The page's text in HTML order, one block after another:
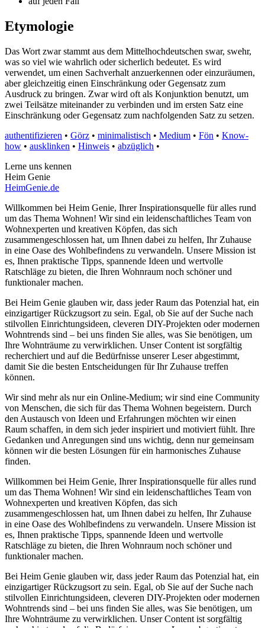
Etymologie
Das Wort zwar stammt aus dem Mittelhochdeutschen swar, swehr,
was so viel wie wahrlich oder sicherlich bedeutet. Es wird
verwendet, um einen Sachverhalt anzuerkennen oder einzuräumen,
aber gleichzeitig einen Einschränkung oder Gegensatz zum
Ausdruck zu bringen. Zwar wird oft als Konjunktion benutzt, um
zwei Teilsätze miteinander zu verbinden und im ersten Satz eine
Einschränkung oder Gegensatz zum nachfolgenden Satz zu setzen.
authentifizieren • Görz • minimalistisch • Medium • Fön • Know-
how • ausklinken • Hinweis • abzüglich •
Lerne uns kennen
Heim Genie
HeimGenie.de
Willkommen bei Heim Genie, Ihrer Inspirationsquelle für alles rund
um das Thema Wohnen! Wir sind ein leidenschaftliches Team von
Wohnexperten und kreativen Köpfen, das sich
zusammengeschlossen hat, um Ihnen dabei zu helfen, Ihr Zuhause
in eine Oase des Wohlbefindens zu verwandeln. Unsere Mission ist
es, Ihnen praktische Tipps, spannende Ideen und wertvolle
Ratschläge zu bieten, die Ihren Wohnraum noch schöner und
funktionaler machen.
Bei Heim Genie glauben wir, dass jeder Raum das Potenzial hat, ein
einzigartiger Rückzugsort zu sein. Egal, ob Sie auf der Suche nach
stilvollen Einrichtungsideen, cleveren DIY-Projekten oder modernen
Wohntrends sind – bei uns finden Sie alles, was Sie benötigen, um
Ihre Wohnträume zu verwirklichen. Unser Content ist sorgfältig
recherchiert und auf die Bedürfnisse unserer Leser abgestimmt,
damit Sie die besten Entscheidungen für Ihr Zuhause treffen
können.
Wir sind mehr als nur ein Online-Medium; wir sind eine Community
von Menschen, die sich für das Thema Wohnen begeistern. Durch
den Austausch von Ideen und Erfahrungen möchten wir einen
Raum schaffen, in dem sich jeder inspiriert und motiviert fühlt. Ihre
Gedanken und Anregungen sind uns wichtig, denn nur gemeinsam
können wir die besten Lösungen für ein harmonisches Zuhause
finden.
Willkommen bei Heim Genie, Ihrer Inspirationsquelle für alles rund
um das Thema Wohnen! Wir sind ein leidenschaftliches Team von
Wohnexperten und kreativen Köpfen, das sich
zusammengeschlossen hat, um Ihnen dabei zu helfen, Ihr Zuhause
in eine Oase des Wohlbefindens zu verwandeln. Unsere Mission ist
es, Ihnen praktische Tipps, spannende Ideen und wertvolle
Ratschläge zu bieten, die Ihren Wohnraum noch schöner und
funktionaler machen.
Bei Heim Genie glauben wir, dass jeder Raum das Potenzial hat, ein
einzigartiger Rückzugsort zu sein. Egal, ob Sie auf der Suche nach
stilvollen Einrichtungsideen, cleveren DIY-Projekten oder modernen
Wohntrends sind – bei uns finden Sie alles, was Sie benötigen, um
Ihre Wohnträume zu verwirklichen. Unser Content ist sorgfältig